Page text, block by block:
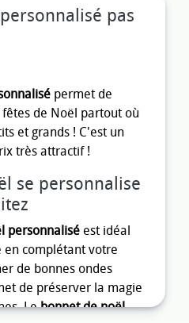
pas
permet de
de Noël partout où
et grands ! C'est un
très attractif !
se personnalise
personnalisé est idéal
en complétant votre
de bonnes ondes
de préserver la magie
Lebonnet de noël